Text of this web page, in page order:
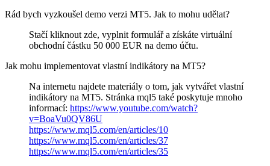
Rád bych vyzkoušel demo verzi MT5. Jak to mohu udělat?
Stačí kliknout zde, vyplnit formulář a získáte virtuální
obchodní částku 50 000 EUR na demo účtu.
Jak mohu implementovat vlastní indikátory na MT5?
Na internetu najdete materiály o tom, jak vytvářet vlastní
indikátory na MT5. Stránka mql5 také poskytuje mnoho
informací: https://www.youtube.com/watch?
v=BoaVu0QV86U
https://www.mql5.com/en/articles/10
https://www.mql5.com/en/articles/37
https://www.mql5.com/en/articles/35